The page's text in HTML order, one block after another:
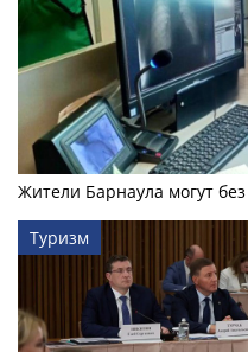
Жители Барнаула могут
Туризм